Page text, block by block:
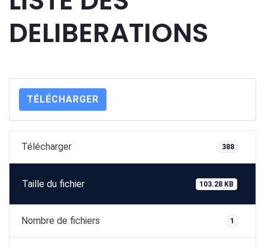
DELIBERATIONS
TÉLÉCHARGER
Télécharger 388
Taille du fichier 103.28 KB
Nombre de fichiers 1